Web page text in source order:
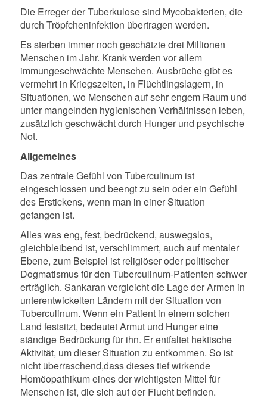
Die Erreger der Tuberkulose sind Mycobakterien, die
durch Tröpfcheninfektion übertragen werden.
Es sterben immer noch geschätzte drei Millionen
Menschen im Jahr. Krank werden vor allem
immungeschwächte Menschen. Ausbrüche gibt es
vermehrt in Kriegszeiten, in Flüchtlingslagern, in
Situationen, wo Menschen auf sehr engem Raum und
unter mangelnden hygienischen Verhältnissen leben,
zusätzlich geschwächt durch Hunger und psychische
Not.
Allgemeines
Das zentrale Gefühl von Tuberculinum ist
eingeschlossen und beengt zu sein oder ein Gefühl
des Erstickens, wenn man in einer Situation
gefangen ist.
Alles was eng, fest, bedrückend, auswegslos,
gleichbleibend ist, verschlimmert, auch auf mentaler
Ebene, zum Beispiel ist religiöser oder politischer
Dogmatismus für den Tuberculinum-Patienten schwer
erträglich. Sankaran vergleicht die Lage der Armen in
unterentwickelten Ländern mit der Situation von
Tuberculinum. Wenn ein Patient in einem solchen
Land festsitzt, bedeutet Armut und Hunger eine
ständige Bedrückung für ihn. Er entfaltet hektische
Aktivität, um dieser Situation zu entkommen. So ist
nicht überraschend,dass dieses tief wirkende
Homöopathikum eines der wichtigsten Mittel für
Menschen ist, die sich auf der Flucht befinden.